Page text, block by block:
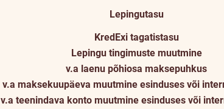
Lepingutasu
KredExi tagatistasu
Lepingu tingimuste muutmine
v.a laenu põhiosa maksepuhkus
v.a maksekuupäeva muutmine esinduses või
v.a teenindava konto muutmine esinduses või